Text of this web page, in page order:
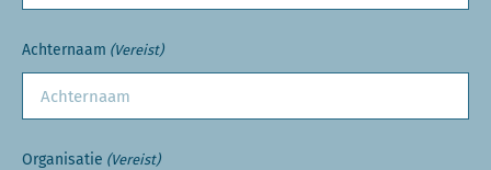
Achternaam (Vereist)
Organisatie (Vereist)